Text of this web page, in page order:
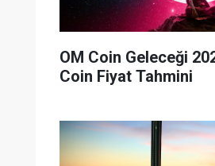
OM Coin Geleceği
Coin Fiyat Tahmini